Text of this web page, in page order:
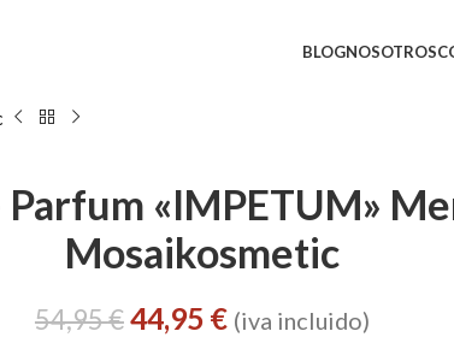
BLOGNOSOTROS
Parfum «IMPETUM»
Mosaikosmetic
54,95€44,95 € (iva incluido)